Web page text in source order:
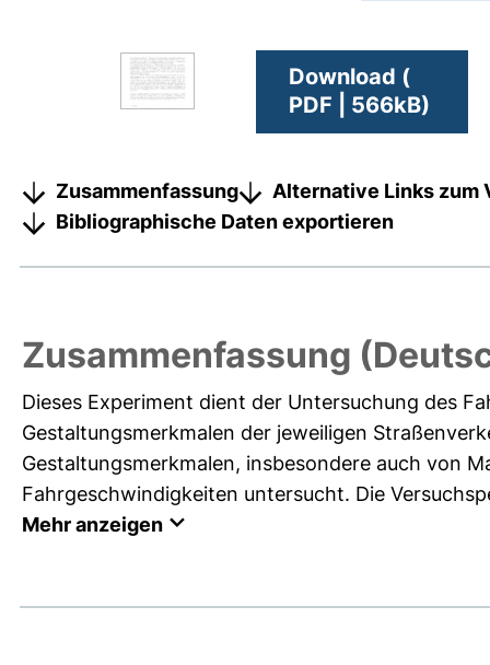
Download (
PDF | 566kB)
Zusammenfassung
Alternative Links zum
Bibliographische Daten exportieren
Zusammenfassung
Dieses Experiment dient der Untersuchung des
Gestaltungsmerkmalen der jeweiligen
Gestaltungsmerkmalen, insbesondere auch von
Fahrgeschwindigkeiten untersucht. Die
Mehr anzeigen